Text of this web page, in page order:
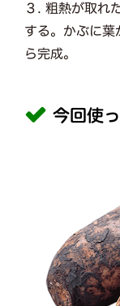
３. 粗熱が取れ
する。かぶに葉
ら完成。
今回使